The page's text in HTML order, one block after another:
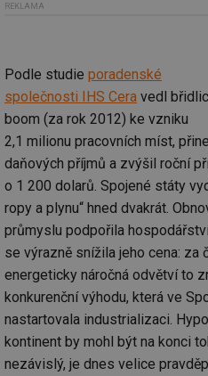
REKLAMA
Podle studie poradenské
společnosti IHS Cera vedl
boom (za rok 2012) ke vzniku
2,1 milionu pracovních míst,
daňových příjmů a zvýšil roční
o 1 200 dolarů. Spojené státy
ropy a plynu“ hned dvakrát.
průmyslu podpořila
se výrazně snížila jeho cena: za
energeticky náročná odvětví to
konkurenční výhodu, která ve
nastartovala industrializaci.
kontinent by mohl být na konci
nezávislý, je dnes velice